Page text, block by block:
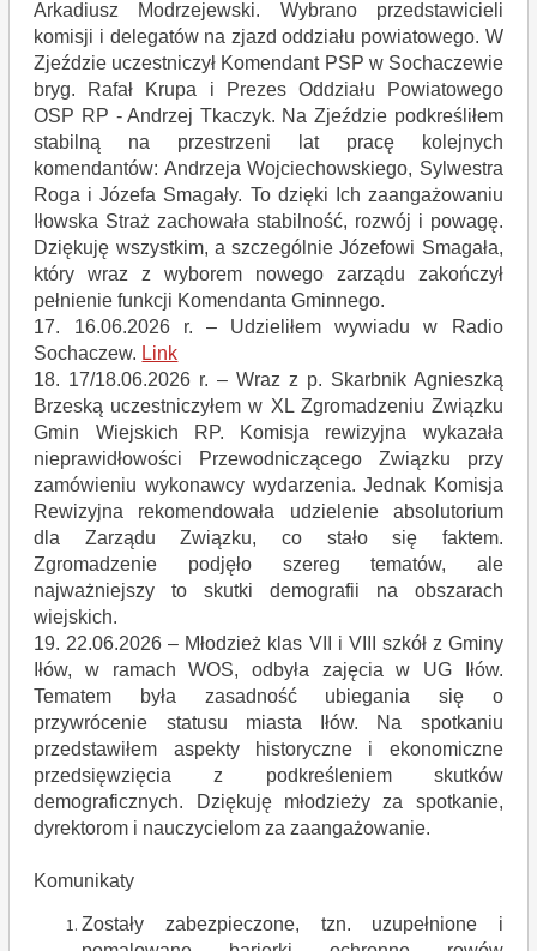
Arkadiusz Modrzejewski. Wybrano przedstawicieli
komisji i delegatów na zjazd oddziału powiatowego. W
Zjeździe uczestniczył Komendant PSP w Sochaczewie
bryg. Rafał Krupa i Prezes Oddziału Powiatowego
OSP RP - Andrzej Tkaczyk. Na Zjeździe podkreśliłem
stabilną na przestrzeni lat pracę kolejnych
komendantów: Andrzeja Wojciechowskiego, Sylwestra
Roga i Józefa Smagały. To dzięki Ich zaangażowaniu
Iłowska Straż zachowała stabilność, rozwój i powagę.
Dziękuję wszystkim, a szczególnie Józefowi Smagała,
który wraz z wyborem nowego zarządu zakończył
pełnienie funkcji Komendanta Gminnego.
17. 16.06.2026 r. – Udzieliłem wywiadu w Radio
Sochaczew. Link
18. 17/18.06.2026 r. – Wraz z p. Skarbnik Agnieszką
Brzeską uczestniczyłem w XL Zgromadzeniu Związku
Gmin Wiejskich RP. Komisja rewizyjna wykazała
nieprawidłowości Przewodniczącego Związku przy
zamówieniu wykonawcy wydarzenia. Jednak Komisja
Rewizyjna rekomendowała udzielenie absolutorium
dla Zarządu Związku, co stało się faktem.
Zgromadzenie podjęło szereg tematów, ale
najważniejszy to skutki demografii na obszarach
wiejskich.
19. 22.06.2026 – Młodzież klas VII i VIII szkół z Gminy
Iłów, w ramach WOS, odbyła zajęcia w UG Iłów.
Tematem była zasadność ubiegania się o
przywrócenie statusu miasta Iłów. Na spotkaniu
przedstawiłem aspekty historyczne i ekonomiczne
przedsięwzięcia z podkreśleniem skutków
demograficznych. Dziękuję młodzieży za spotkanie,
dyrektorom i nauczycielom za zaangażowanie.
Komunikaty
Zostały zabezpieczone, tzn. uzupełnione i